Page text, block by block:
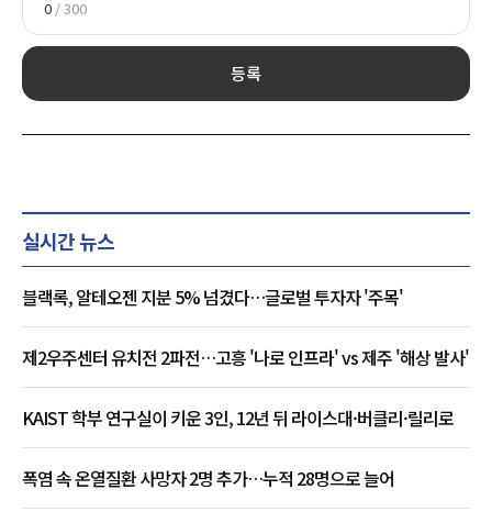
0 / 300
등록
실시간 뉴스
블랙록, 알테오젠 지분 5% 넘겼다…글로벌 투자자 '주목'
제2우주센터 유치전 2파전…고흥 '나로 인프라' vs 제주 '해상 발사'
KAIST 학부 연구실이 키운 3인, 12년 뒤 라이스대·버클리·릴리로
폭염 속 온열질환 사망자 2명 추가…누적 28명으로 늘어